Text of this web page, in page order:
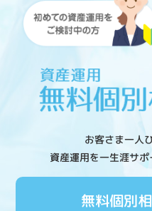
お客さま一人
資産運用を一生涯サポ
無料個別